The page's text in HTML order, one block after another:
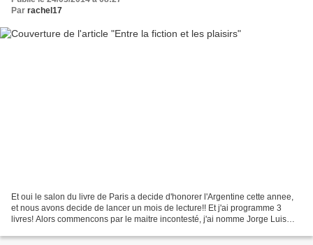
Par rachel17
Et oui le salon du livre de Paris a decide d'honorer l'Argentine cette annee,
et nous avons decide de lancer un mois de lecture!! Et j'ai programme 3
livres! Alors commencons par le maitre incontesté, j'ai nomme Jorge Luis